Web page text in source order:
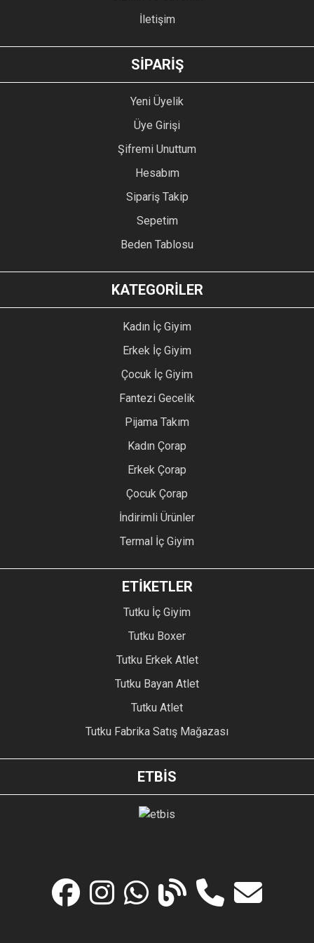
GÖNDER
İletişim
SİPARİŞ
Yeni Üyelik
Üye Girişi
Şifremi Unuttum
Hesabım
Sipariş Takip
Sepetim
Beden Tablosu
KATEGORİLER
Kadın İç Giyim
Erkek İç Giyim
Çocuk İç Giyim
Fantezi Gecelik
Pijama Takım
Kadın Çorap
Erkek Çorap
Çocuk Çorap
İndirimli Ürünler
Termal İç Giyim
ETİKETLER
Tutku İç Giyim
Tutku Boxer
Tutku Erkek Atlet
Tutku Bayan Atlet
Tutku Atlet
Tutku Fabrika Satış Mağazası
ETBİS